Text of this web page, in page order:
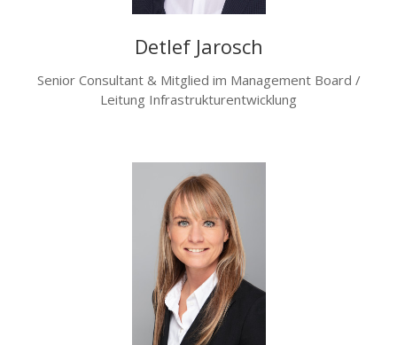
Detlef Jarosch
Senior Consultant & Mitglied im Management Board /
Leitung Infrastrukturentwicklung